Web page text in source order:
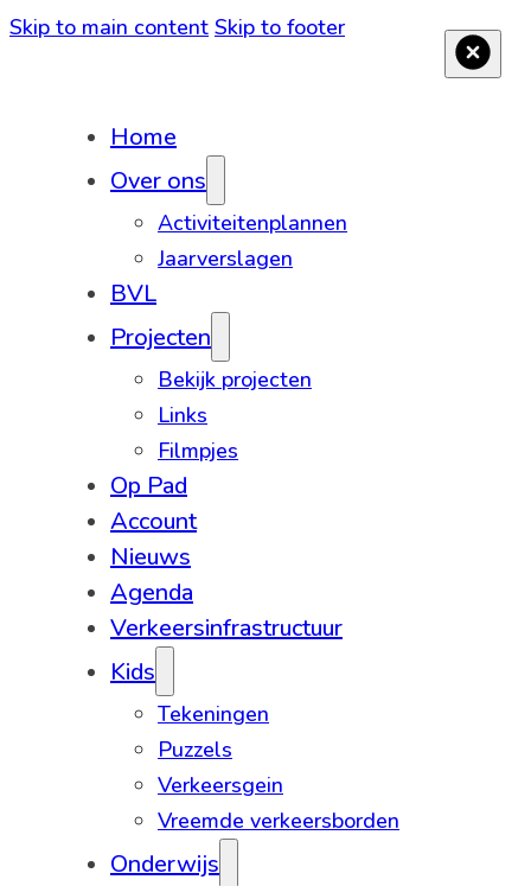
Skip to main content Skip to footer
Home
Over ons
Activiteitenplannen
Jaarverslagen
BVL
Projecten
Bekijk projecten
Links
Filmpjes
Op Pad
Account
Nieuws
Agenda
Verkeersinfrastructuur
Kids
Tekeningen
Puzzels
Verkeersgein
Vreemde verkeersborden
Onderwijs